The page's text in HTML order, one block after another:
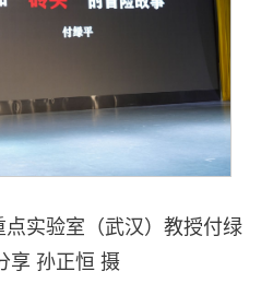
实验室（武汉）教授付绿
享 孙正恒 摄